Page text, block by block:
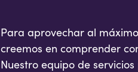
Para aprovechar al
creemos en comprender
Nuestro equipo de